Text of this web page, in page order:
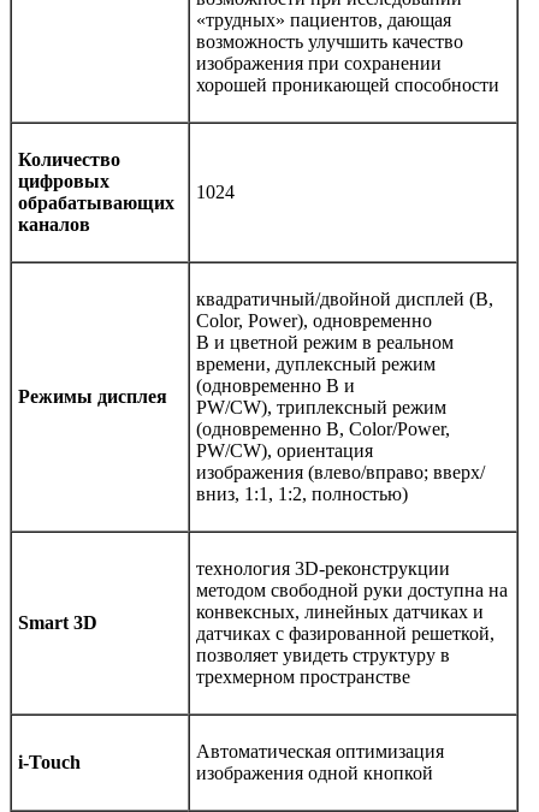
«трудных» пациентов, дающая
возможность улучшить качество
изображения при сохранении
хорошей проникающей способности
Количество
цифровых
обрабатывающих
каналов
1024
Режимы дисплея
квадратичный/двойной дисплей (B,
Color, Power), одновременно
В и цветной режим в реальном
времени, дуплексный режим
(одновременно В и
PW/CW), триплексный режим
(одновременно B, Color/Power,
PW/CW), ориентация
изображения (влево/вправо; вверх/
вниз, 1:1, 1:2, полностью)
Smart 3D
технология 3D-реконструкции
методом свободной руки доступна на
конвексных, линейных датчиках и
датчиках с фазированной решеткой,
позволяет увидеть структуру в
трехмерном пространстве
i-Touch
Автоматическая оптимизация
изображения одной кнопкой